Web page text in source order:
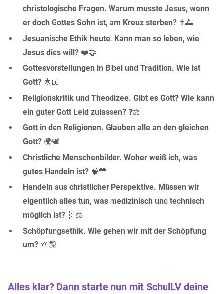
christologische Fragen. Warum musste Jesus, wenn
er doch Gottes Sohn ist, am Kreuz sterben? ✝️🌅
Jesuanische Ethik heute. Kann man so leben, wie
Jesus dies will? ❤️🤝
Gottesvorstellungen in Bibel und Tradition. Wie ist
Gott? 🌟📖
Religionskritik und Theodizee. Gibt es Gott? Wie kann
ein guter Gott Leid zulassen? ❓⚖️
Gott in den Religionen. Glauben alle an den gleichen
Gott? 🌍🕊️
Christliche Menschenbilder. Woher weiß ich, was
gutes Handeln ist? 🧠💛
Handeln aus christlicher Perspektive. Müssen wir
eigentlich alles tun, was medizinisch und technisch
möglich ist? 🧬⚖️
Schöpfungsethik. Wie gehen wir mit der Schöpfung
um? 🌱🌎
Alles klar? Dann starte nun mit SchulLV deine